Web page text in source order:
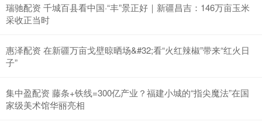
瑞驰配资 千城百县看中国·“丰”景正好｜新疆昌吉：146万亩玉米
采收正当时
惠泽配资 在新疆万亩戈壁晾晒场&#32;看“火红辣椒”带来“红火日
子”
集中盈配资 藤条+铁线=300亿产业？福建小城的“指尖魔法”在国
家级美术馆华丽亮相